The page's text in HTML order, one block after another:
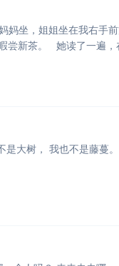
春风绿嫩莺黄芽， 碧涧清泠溜西斜。 欲登冻顶